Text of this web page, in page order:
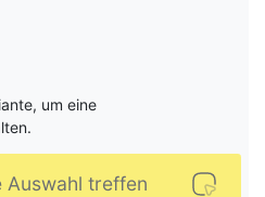
um eine
Auswahl treffen